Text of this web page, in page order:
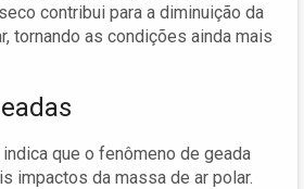
contribui para a diminuição da
tornando as condições ainda mais
que o fenômeno de geada
impactos da massa de ar polar.